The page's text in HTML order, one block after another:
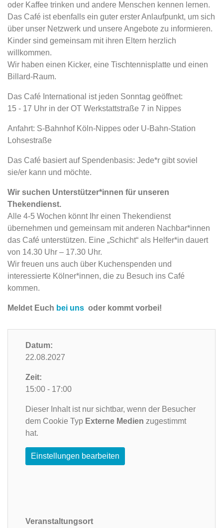
oder Kaffee trinken und andere Menschen kennen lernen.
Das Café ist ebenfalls ein guter erster Anlaufpunkt, um sich
über unser Netzwerk und unsere Angebote zu informieren.
Kinder sind gemeinsam mit ihren Eltern herzlich
willkommen.
Wir haben einen Kicker, eine Tischtennisplatte und einen
Billard-Raum.
Das Café International ist jeden Sonntag geöffnet:
15 - 17 Uhr in der OT Werkstattstraße 7 in Nippes
Anfahrt: S-Bahnhof Köln-Nippes oder U-Bahn-Station
Lohsestraße
Das Café basiert auf Spendenbasis: Jede*r gibt soviel
sie/er kann und möchte.
Wir suchen Unterstützer*innen für unseren
Thekendienst.
Alle 4-5 Wochen könnt Ihr einen Thekendienst
übernehmen und gemeinsam mit anderen Nachbar*innen
das Café unterstützen. Eine „Schicht“ als Helfer*in dauert
von 14.30 Uhr – 17.30 Uhr.
Wir freuen uns auch über Kuchenspenden und
interessierte Kölner*innen, die zu Besuch ins Café
kommen.
Meldet Euch bei uns oder kommt vorbei!
Datum:
22.08.2027
Zeit:
15:00 - 17:00
Dieser Inhalt ist nur sichtbar, wenn der Besucher
dem Cookie Typ Externe Medien zugestimmt
hat.
Einstellungen bearbeiten
Veranstaltungsort